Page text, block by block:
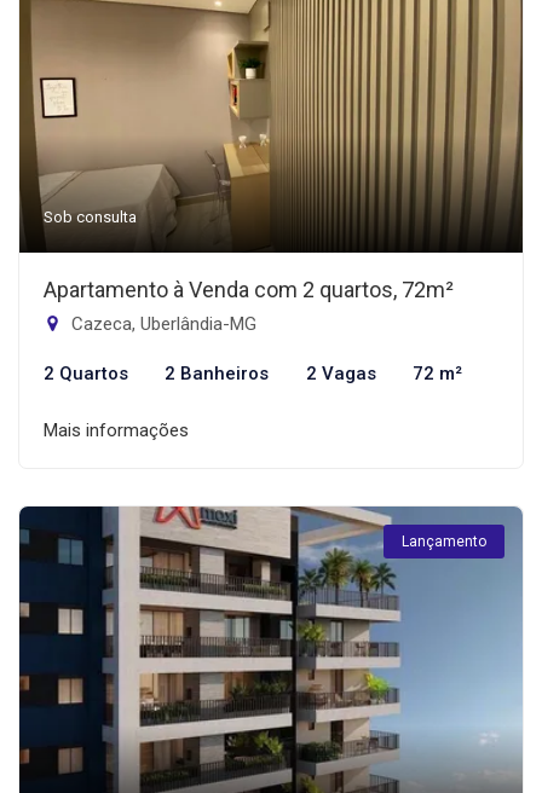
Sob consulta
Apartamento à Venda com 2 quartos, 72m²
Cazeca, Uberlândia-MG
2 Quartos 2 Banheiros 2 Vagas 72 m²
Mais informações
Lançamento